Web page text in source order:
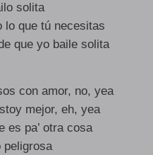
solita
lo que tú necesitas
que yo baile solita
con amor, no, yea
mejor, eh, yea
es pa’ otra cosa
peligrosa